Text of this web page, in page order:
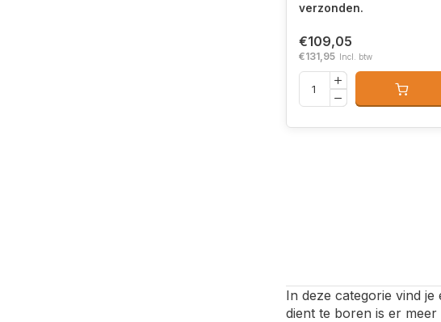
verzonden.
€109,05
€131,95 Incl. btw
In deze categorie vind
dient te boren is er